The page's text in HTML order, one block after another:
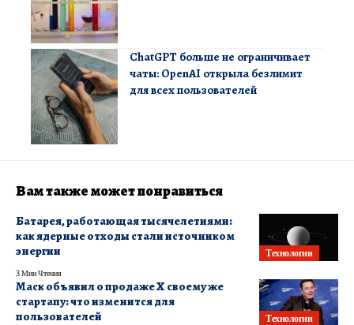
ChatGPT больше не ограничивает
чаты: OpenAI открыла безлимит
для всех пользователей
Вам также может понравиться
Технологии
Батарея, работающая тысячелетиями:
как ядерные отходы стали источником
энергии
3 Мин Чтения
Технологии
Маск объявил о продаже X своему же
стартапу: что изменится для
пользователей